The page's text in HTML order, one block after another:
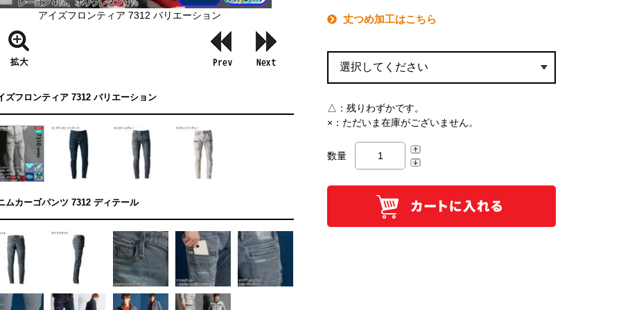
丈つめ加工はこちら
△： 残りわずかです。
×： ただいま在庫がございません。
数量
アイズフロンティア 7312 バリエーション
ズフロンティア 7312 バリエーション
ムカーゴパンツ 7312 ディテール